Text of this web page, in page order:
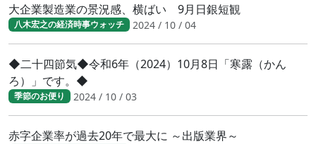
大企業製造業の景況感、横ばい 9月日銀短観
八木宏之の経済時事ウォッチ 2024 / 10 / 04
◆二十四節気◆令和6年（2024）10月8日「寒露（かん
ろ）」です。◆
季節のお便り 2024 / 10 / 03
赤字企業率が過去20年で最大に ～出版業界～